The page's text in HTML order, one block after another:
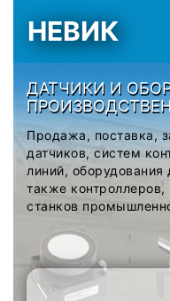
НЕВИК
ДАТЧИКИ И
Продажа, поставка,
датчиков, систем
линий,
также
станков